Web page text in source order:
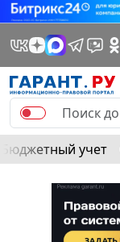
Бюджетный учет